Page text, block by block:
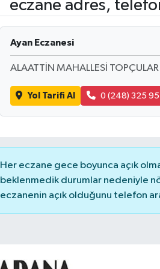
eczane adres,
Ayan Eczanesi
ALAATTİN MAHALLESİ
Yol Tarifi Al 0 (248) 325
Her eczane gece boyunca açık
beklenmedik durumlar nedeniyle
eczanenin açık olduğunu telefon